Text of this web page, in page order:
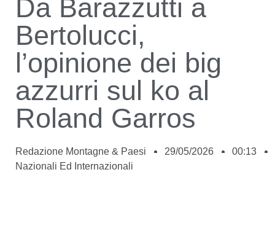
Da Barazzutti a
Bertolucci,
l’opinione dei big
azzurri sul ko al
Roland Garros
Redazione Montagne & Paesi 29/05/2026
00:13
Nazionali Ed Internazionali